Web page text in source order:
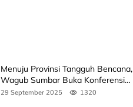
Menuju Provinsi Tangguh Bencana,
Wagub Sumbar Buka Konferensi
3rd ICDMM 2025 di Unand
29 September 2025 1320